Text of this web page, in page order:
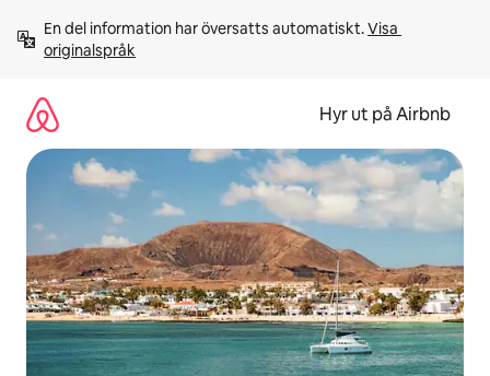
innehåll
En del information har översatts automatiskt. Visa
originalspråk
Hyr ut på Airbnb